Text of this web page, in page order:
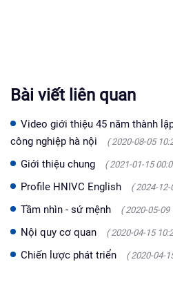
Bài viết liên quan
Video giới thiệu 45 năm thành
công nghiệp hà nội
( 2020-08-05
Giới thiệu chung ( 2021-01-15
Profile HNIVC English ( 2024-
Tầm nhìn - sứ mệnh ( 2020-05-09
Nội quy cơ quan ( 2020-04-15
Chiến lược phát triển ( 2020-04-